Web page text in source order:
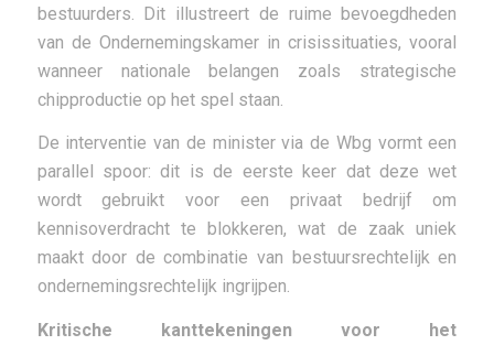
bestuurders. Dit illustreert de ruime bevoegdheden
van de Ondernemingskamer in crisissituaties, vooral
wanneer nationale belangen zoals strategische
chipproductie op het spel staan.
De interventie van de minister via de Wbg vormt een
parallel spoor: dit is de eerste keer dat deze wet
wordt gebruikt voor een privaat bedrijf om
kennisoverdracht te blokkeren, wat de zaak uniek
maakt door de combinatie van bestuursrechtelijk en
ondernemingsrechtelijk ingrijpen.
Kritische kanttekeningen voor het